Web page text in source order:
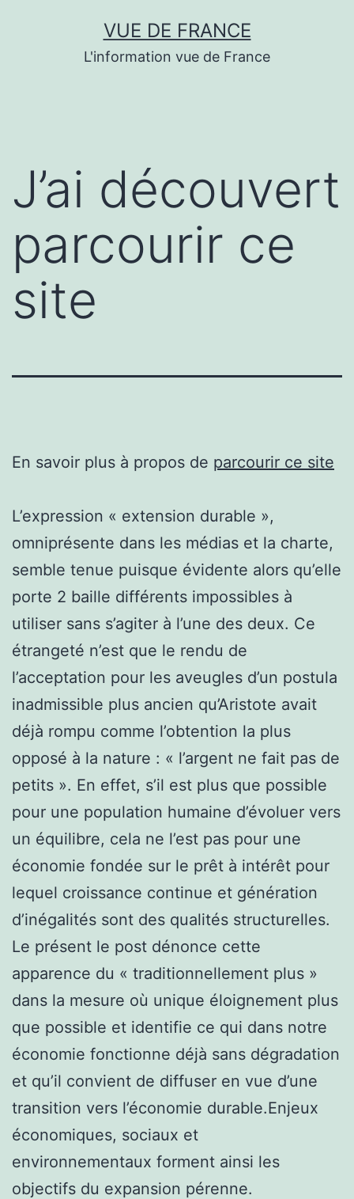
VUE DE FRANCE
L'information vue de France
J’ai découvert
parcourir ce
site
En savoir plus à propos de parcourir ce site
L’expression « extension durable »,
omniprésente dans les médias et la charte,
semble tenue puisque évidente alors qu’elle
porte 2 baille différents impossibles à
utiliser sans s’agiter à l’une des deux. Ce
étrangeté n’est que le rendu de
l’acceptation pour les aveugles d’un postula
inadmissible plus ancien qu’Aristote avait
déjà rompu comme l’obtention la plus
opposé à la nature : « l’argent ne fait pas de
petits ». En effet, s’il est plus que possible
pour une population humaine d’évoluer vers
un équilibre, cela ne l’est pas pour une
économie fondée sur le prêt à intérêt pour
lequel croissance continue et génération
d’inégalités sont des qualités structurelles.
Le présent le post dénonce cette
apparence du « traditionnellement plus »
dans la mesure où unique éloignement plus
que possible et identifie ce qui dans notre
économie fonctionne déjà sans dégradation
et qu’il convient de diffuser en vue d’une
transition vers l’économie durable.Enjeux
économiques, sociaux et
environnementaux forment ainsi les
objectifs du expansion pérenne.